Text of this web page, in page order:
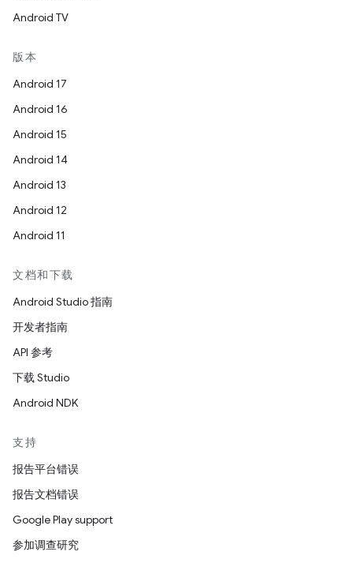
Android TV
版本
Android 17
Android 16
Android 15
Android 14
Android 13
Android 12
Android 11
文档和下载
Android Studio 指南
开发者指南
API 参考
下载 Studio
Android NDK
支持
报告平台错误
报告文档错误
Google Play support
参加调查研究